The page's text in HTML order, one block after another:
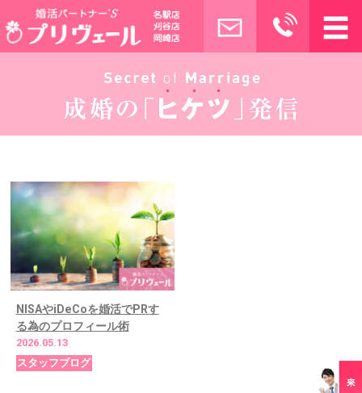
NISAやiDeCoを婚活でPRす
る為のプロフィール術
2026.05.13
スタッフブログ